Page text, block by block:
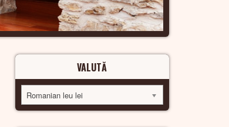
VALUTĂ
Romanian leu lei